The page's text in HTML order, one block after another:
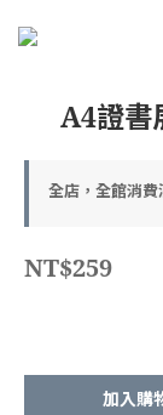
A4證書
全店，全館消費
NT$259
加入購